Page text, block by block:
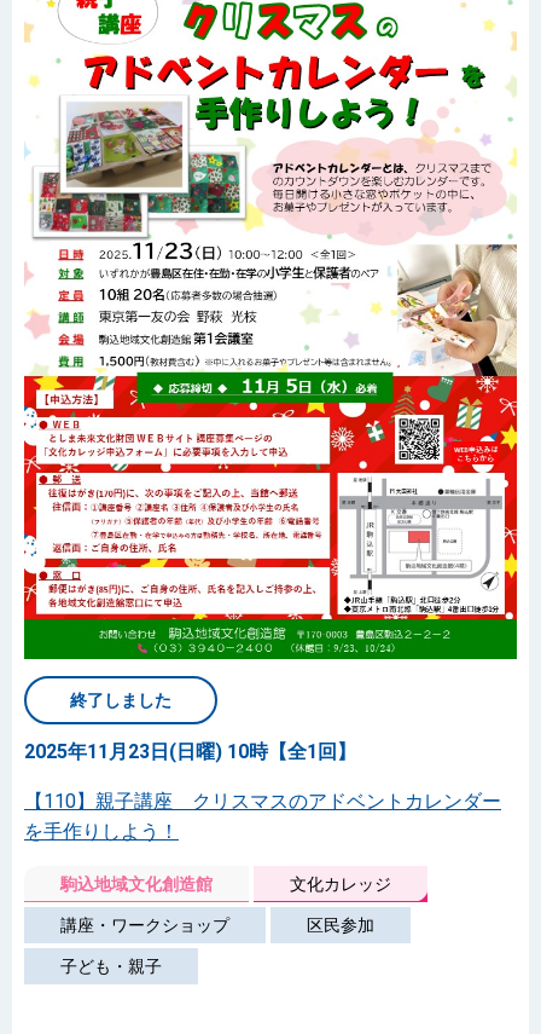
終了しました
2025年11月23日(日曜) 10時【全1回】
【110】親子講座 クリスマスのアドベントカレンダー
を手作りしよう！
駒込地域文化創造館 文化カレッジ
講座・ワークショップ 区民参加
子ども・親子